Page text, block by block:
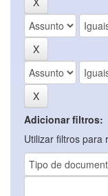
Adicionar filtros:
Utilizar filtros para